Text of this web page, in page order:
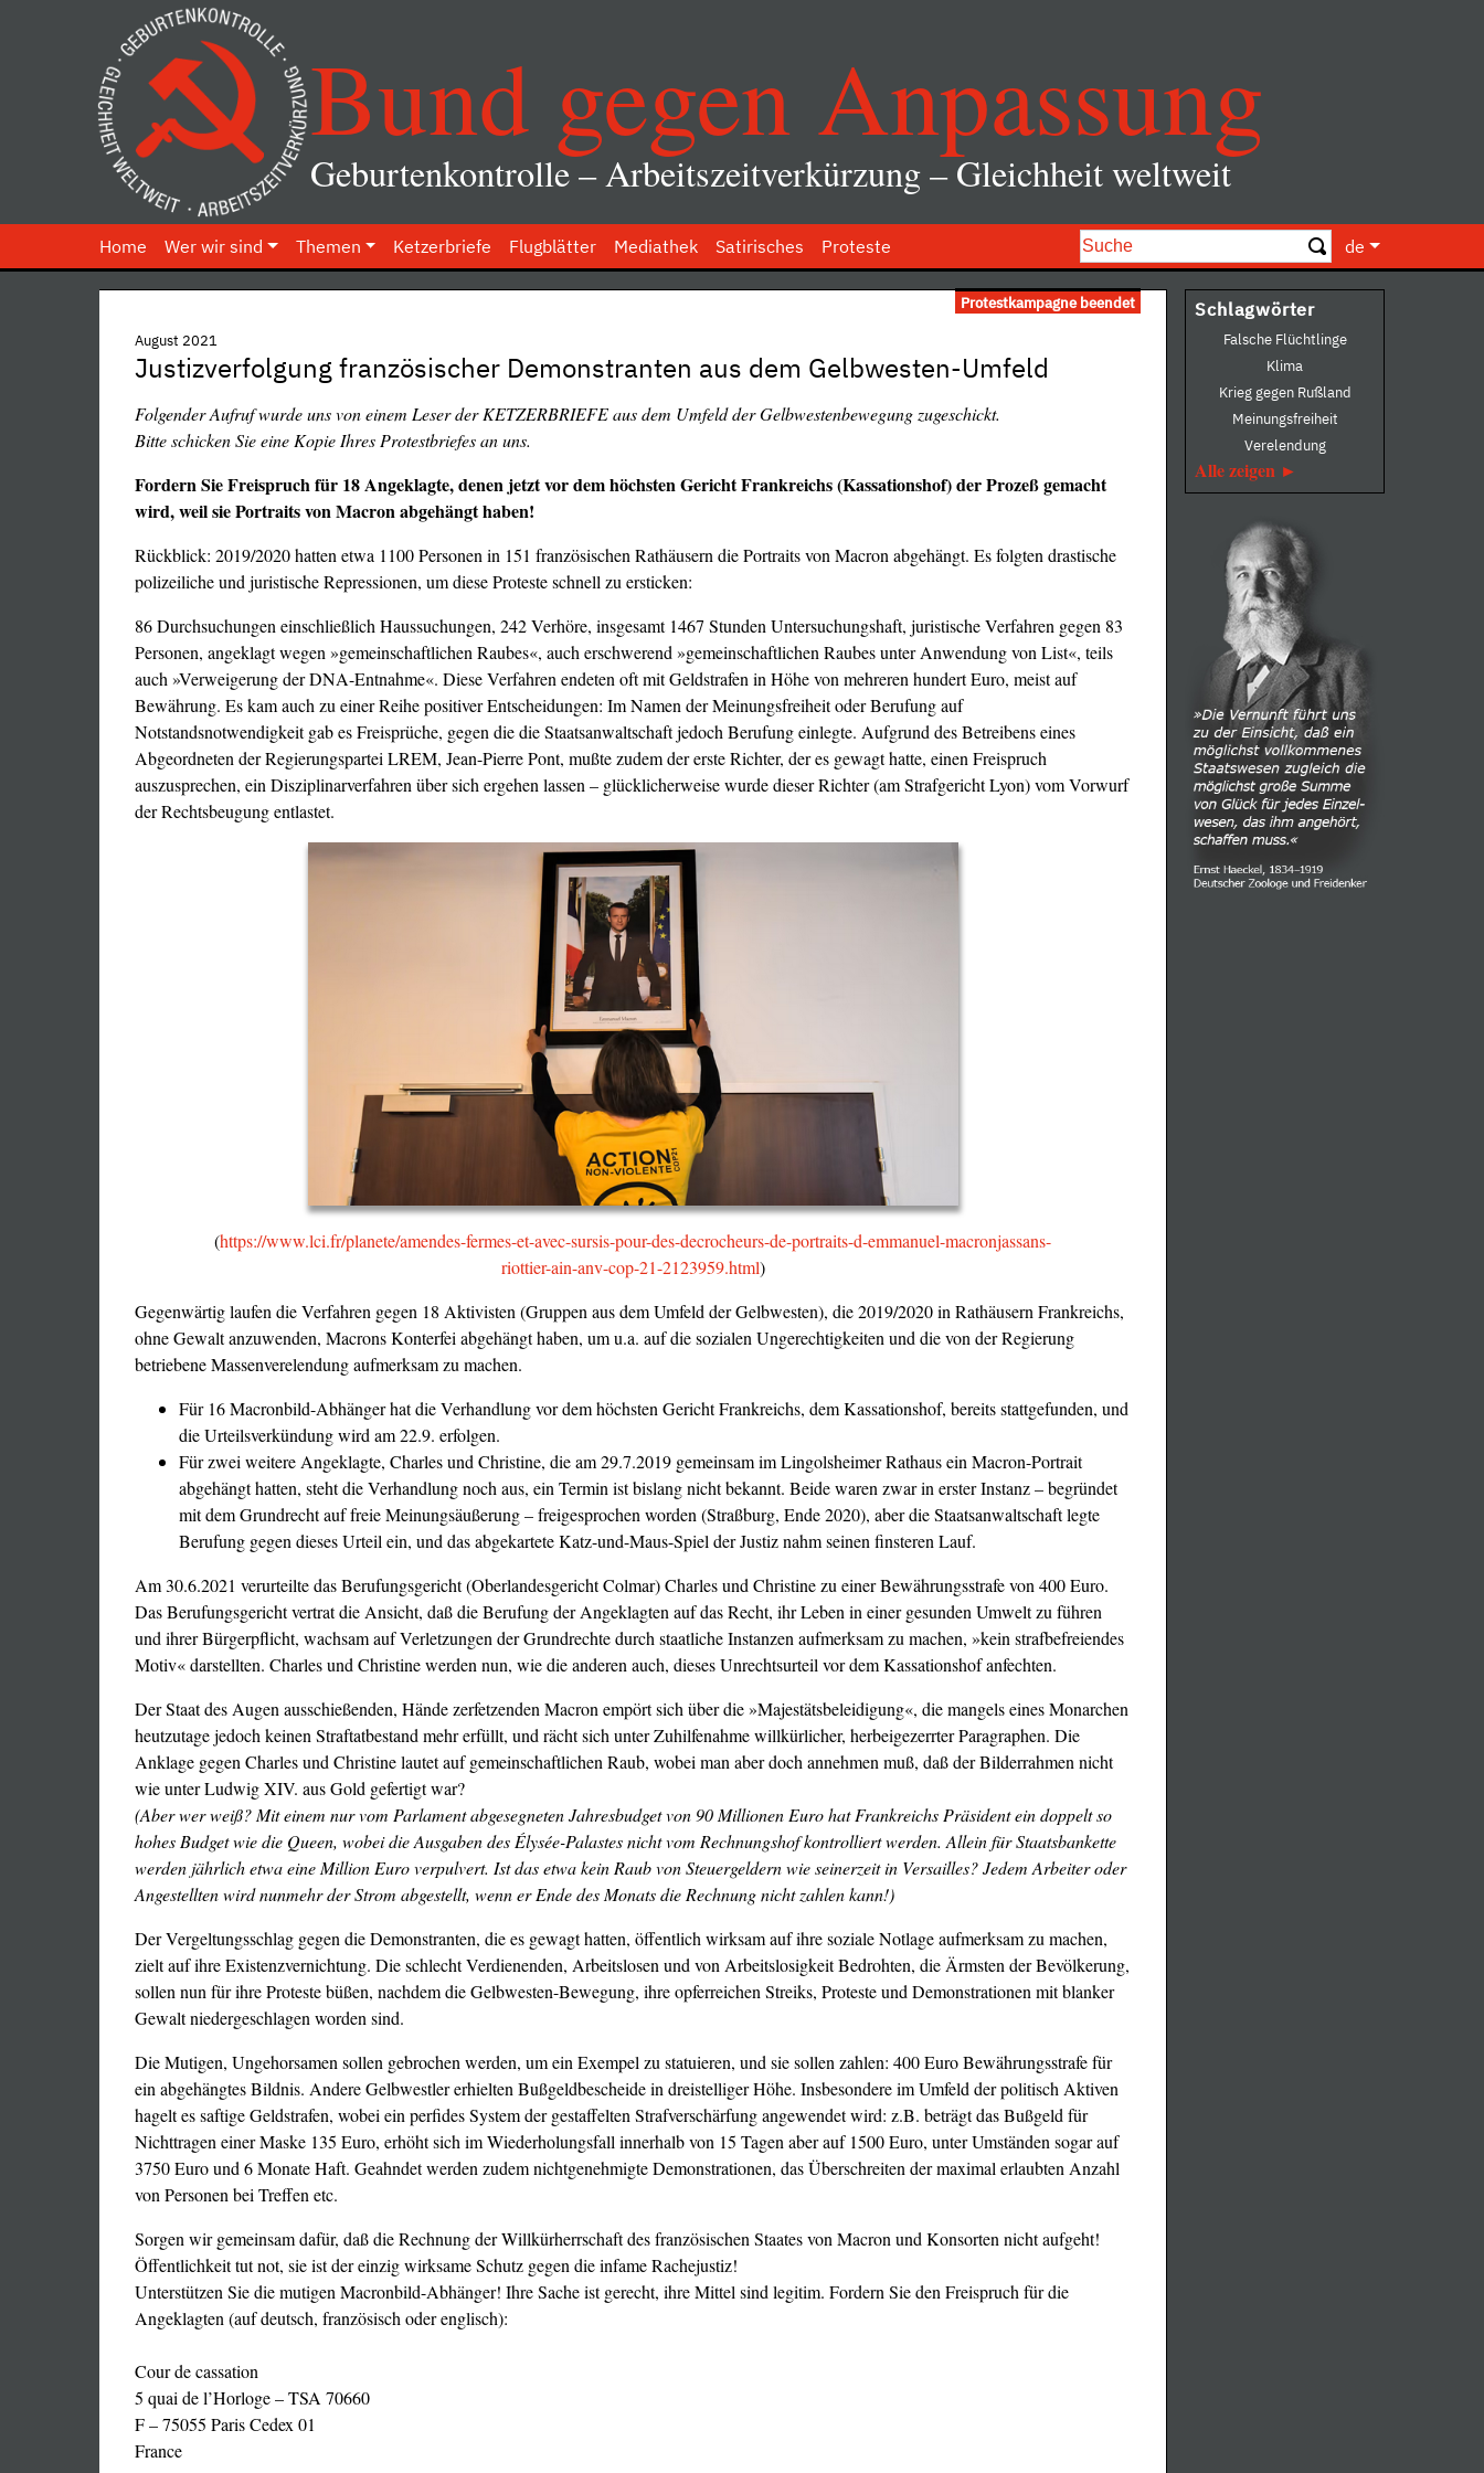
Bund gegen Anpassung
Geburtenkontrolle – Arbeitszeitverkürzung – Gleichheit weltweit
Home Wer wir sind Themen Ketzerbriefe Flugblätter Mediathek Satirisches Proteste de
Protestkampagne beendet
August 2021
Justizverfolgung französischer Demonstranten aus dem Gelbwesten-Umfeld
Folgender Aufruf wurde uns von einem Leser der KETZERBRIEFE aus dem Umfeld der Gelbwestenbewegungzugeschickt.
Bitte schicken Sie eine Kopie Ihres Protestbriefes an uns.
Fordern Sie Freispruch für 18 Angeklagte, denen jetzt vor dem höchsten Gericht Frankreichs (Kassationshof) der Prozeß gemacht
wird, weil siePortraits von Macron abgehängt haben!
Rückblick: 2019/2020 hatten etwa 1100 Personen in 151 französischen Rathäusern die Portraits von Macron abgehängt. Es folgten drastische
polizeiliche und juristische Repressionen, um diese Proteste schnell zu ersticken:
86 Durchsuchungen einschließlich Haussuchungen, 242 Verhöre, insgesamt 1467 Stunden Untersuchungshaft, juristische Verfahren gegen 83
Personen, angeklagt wegen »gemeinschaftlichen Raubes«, auch erschwerend »gemeinschaftlichen Raubes unter Anwendung von List«, teils
auch »Verweigerung der DNA-Entnahme«. Diese Verfahren endeten oft mit Geldstrafen in Höhe von mehreren hundert Euro, meist auf
Bewährung. Es kam auch zu einer Reihe positiver Entscheidungen: Im Namen der Meinungsfreiheit oder Berufung auf
Notstandsnotwendigkeit gab es Freisprüche, gegen die die Staatsanwaltschaft jedoch Berufung einlegte. Aufgrund des Betreibens eines
Abgeordneten der Regierungspartei LREM, Jean-Pierre Pont, mußte zudem der erste Richter, der es gewagt hatte, einen Freispruch
auszusprechen, ein Disziplinarverfahren über sich ergehen lassen – glücklicherweise wurde dieser Richter (am Strafgericht Lyon) vom Vorwurf
der Rechtsbeugung entlastet.
(https://www.lci.fr/planete/amendes-fermes-et-avec-sursis-pour-des-decrocheurs-de-portraits-d-emmanuel-macronjassans-
riottier-ain-anv-cop-21-2123959.html)
Gegenwärtig laufen die Verfahren gegen 18 Aktivisten (Gruppen aus dem Umfeld der Gelbwesten), die 2019/2020 in Rathäusern Frankreichs,
ohne Gewalt anzuwenden, Macrons Konterfei abgehängt haben, um u.a. auf die sozialen Ungerechtigkeiten und die von der Regierung
betriebene Massenverelendung aufmerksam zu machen.
Für 16 Macronbild-Abhänger hat die Verhandlung vor dem höchsten Gericht Frankreichs, dem Kassationshof, bereits stattgefunden, und
die Urteilsverkündung wird am 22.9. erfolgen.
Für zwei weitere Angeklagte, Charles und Christine, die am 29.7.2019 gemeinsam im Lingolsheimer Rathaus ein Macron-Portrait
abgehängt hatten, steht die Verhandlung noch aus, ein Termin ist bislang nicht bekannt. Beide waren zwar in erster Instanz – begründet
mit dem Grundrecht auf freie Meinungsäußerung – freigesprochen worden (Straßburg, Ende 2020), aber die Staatsanwaltschaft legte
Berufung gegen dieses Urteil ein, und das abgekartete Katz-und-Maus-Spiel der Justiz nahm seinen finsteren Lauf.
Am 30.6.2021 verurteilte das Berufungsgericht (Oberlandesgericht Colmar) Charles und Christine zu einer Bewährungsstrafe von 400 Euro.
Das Berufungsgericht vertrat die Ansicht, daß die Berufung der Angeklagten auf das Recht, ihr Leben in einer gesunden Umwelt zu führen
und ihrer Bürgerpflicht, wachsam auf Verletzungen der Grundrechte durch staatliche Instanzen aufmerksam zu machen, »kein strafbefreiendes
Motiv« darstellten. Charles und Christine werden nun, wie die anderen auch, dieses Unrechtsurteil vor dem Kassationshof anfechten.
Der Staat des Augen ausschießenden, Hände zerfetzenden Macron empört sich über die »Majestätsbeleidigung«, die mangels eines Monarchen
heutzutage jedoch keinen Straftatbestand mehr erfüllt, und rächt sich unter Zuhilfenahme willkürlicher, herbeigezerrter Paragraphen. Die
Anklage gegen Charles und Christine lautet auf gemeinschaftlichen Raub, wobei man aber doch annehmen muß, daß der Bilderrahmen nicht
wie unter Ludwig XIV. aus Gold gefertigt war?
(Aber wer weiß? Mit einem nur vom Parlament abgesegneten Jahresbudget von 90 Millionen Euro hatFrankreichs Präsident ein doppelt so
hohes Budget wie die Queen, wobei die Ausgaben des Élysée-Palastes nichtvom Rechnungshof kontrolliert werden. Allein für Staatsbankette
werden jährlich etwa eine Million Euroverpulvert. Ist das etwa kein Raub von Steuergeldern wie seinerzeit in Versailles? Jedem Arbeiter oder
Angestellten wird nunmehr der Strom abgestellt, wenn er Ende des Monats die Rechnung nicht zahlen kann!)
Der Vergeltungsschlag gegen die Demonstranten, die es gewagt hatten, öffentlich wirksam auf ihre soziale Notlage aufmerksam zu machen,
zielt auf ihre Existenzvernichtung. Die schlecht Verdienenden, Arbeitslosen und von Arbeitslosigkeit Bedrohten, die Ärmsten der Bevölkerung,
sollen nun für ihre Proteste büßen, nachdem die Gelbwesten-Bewegung, ihre opferreichen Streiks, Proteste und Demonstrationen mit blanker
Gewalt niedergeschlagen worden sind.
Die Mutigen, Ungehorsamen sollen gebrochen werden, um ein Exempel zu statuieren, und sie sollen zahlen: 400 Euro Bewährungsstrafe für
ein abgehängtes Bildnis. Andere Gelbwestler erhielten Bußgeldbescheide in dreistelliger Höhe. Insbesondere im Umfeld der politisch Aktiven
hagelt es saftige Geldstrafen, wobei ein perfides System der gestaffelten Strafverschärfung angewendet wird: z.B. beträgt das Bußgeld für
Nichttragen einer Maske 135 Euro, erhöht sich im Wiederholungsfall innerhalb von 15 Tagen aber auf 1500 Euro, unter Umständen sogar auf
3750 Euro und 6 Monate Haft. Geahndet werden zudem nichtgenehmigte Demonstrationen, das Überschreiten der maximal erlaubten Anzahl
von Personen bei Treffen etc.
Sorgen wir gemeinsam dafür, daß die Rechnung der Willkürherrschaft des französischen Staates von Macron und Konsorten nicht aufgeht!
Öffentlichkeit tut not, sie ist der einzig wirksame Schutz gegen die infame Rachejustiz!
Unterstützen Sie die mutigen Macronbild-Abhänger! Ihre Sache ist gerecht, ihre Mittel sind legitim. Fordern Sie den Freispruch für die
Angeklagten (auf deutsch, französisch oder englisch):
Cour de cassation
5 quai de l’Horloge – TSA 70660
F – 75055 Paris Cedex 01
France
Schlagwörter
Falsche Flüchtlinge
Klima
Krieg gegen Rußland
Meinungsfreiheit
Verelendung
Alle zeigen